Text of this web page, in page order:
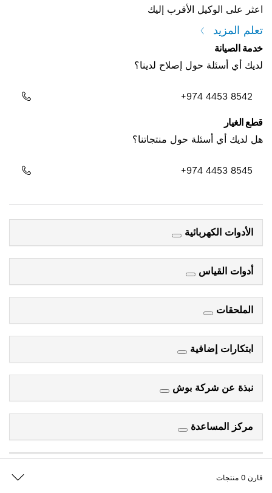
قارن 0 منتجات
اعثر على الوكيل الأقرب إليك
تعلم المزيد
خدمة الصيانة
لديك أي أسئلة حول إصلاح لدينا؟
+974 4453 8542
قطع الغيار
هل لديك أي أسئلة حول منتجاتنا؟
+974 4453 8545
الأدوات الكهربائية
أدوات القياس
الملحقات
ابتكارات إضافية
نبذة عن شركة بوش
مركز المساعدة